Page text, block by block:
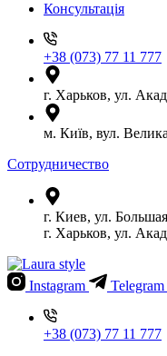
Консультація
+38 (073) 77 11 777
г. Харьков, ул.
м. Київ, вул.
Сотрудничество
г. Киев, ул.
г. Харьков, ул.
Instagram Telegram
+38 (073) 77 11 777